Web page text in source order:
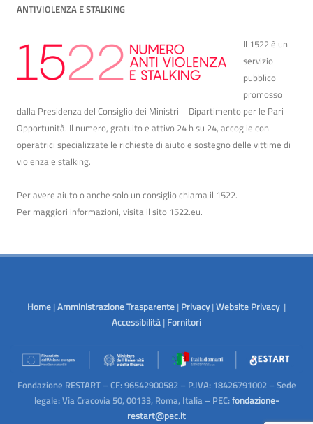
ANTIVIOLENZA E STALKING
Il 1522 è un
servizio
pubblico
promosso
dalla Presidenza del Consiglio dei Ministri – Dipartimento per le Pari
Opportunità. Il numero, gratuito e attivo 24 h su 24, accoglie con
operatrici specializzate le richieste di aiuto e sostegno delle vittime di
violenza e stalking.
Per avere aiuto o anche solo un consiglio chiama il 1522.
Per maggiori informazioni, visita il sito 1522.eu.
Home |Amministrazione Trasparente | Privacy|Website Privacy |
Accessibilità | Fornitori
Fondazione RESTART – CF: 96542900582 – P.IVA: 18426791002 – Sede
legale: Via Cracovia 50, 00133, Roma, Italia – PEC:fondazione-
restart@pec.it